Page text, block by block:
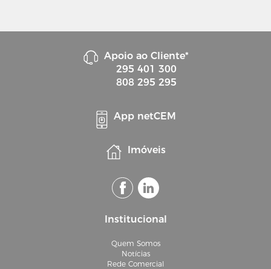
Apoio ao Cliente*
295 401 300
808 295 295
App netCEM
Imóveis
Institucional
Quem Somos
Notícias
Rede Comercial